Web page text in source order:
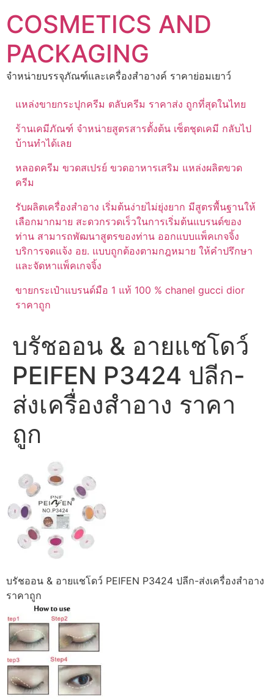
to
content
COSMETICS AND
PACKAGING
จำหน่ายบรรจุภัณฑ์และเครื่องสำอางค์ ราคาย่อมเยาว์
แหล่งขายกระปุกครีม ตลับครีม ราคาส่ง ถูกที่สุดในไทย
ร้านเคมีภัณฑ์ จำหน่ายสูตรสารตั้งต้น เซ็ตชุดเคมี กลับไป
บ้านทำได้เลย
หลอดครีม ขวดสเปรย์ ขวดอาหารเสริม แหล่งผลิตขวด
ครีม
รับผลิตเครื่องสำอาง เริ่มต้นง่ายไม่ยุ่งยาก มีสูตรพื้นฐานให้
เลือกมากมาย สะดวกรวดเร็วในการเริ่มต้นแบรนด์ของ
ท่าน สามารถพัฒนาสูตรของท่าน ออกแบบแพ็คเกจจิ้ง
บริการจดแจ้ง อย. แบบถูกต้องตามกฎหมาย ให้คำปรึกษา
และจัดหาแพ็คเกจจิ้ง
ขายกระเป๋าแบรนด์มือ 1 แท้ 100 % chanel gucci dior
ราคาถูก
บรัชออน & อายแชโดว์
PEIFEN P3424 ปลีก-
ส่งเครื่องสำอาง ราคา
ถูก
บรัชออน & อายแชโดว์ PEIFEN P3424 ปลีก-ส่งเครื่องสำอาง
ราคาถูก